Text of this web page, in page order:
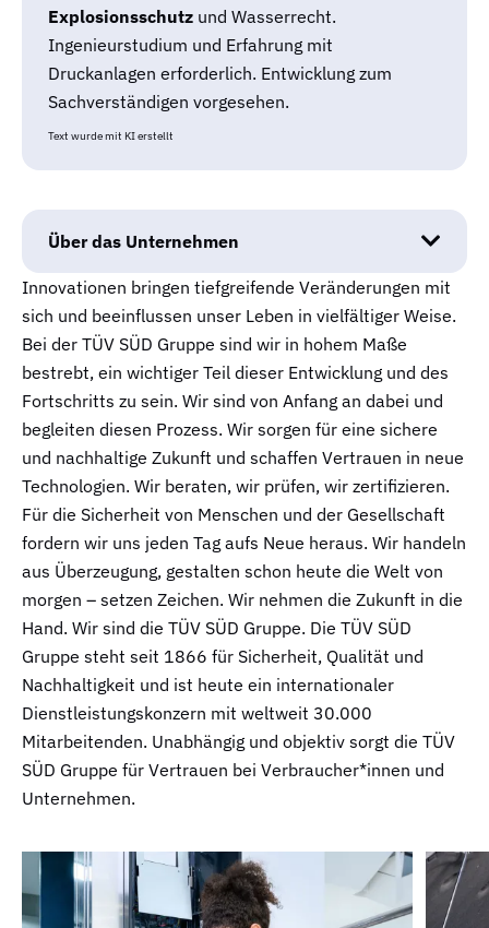
Explosionsschutz und Wasserrecht.
Ingenieurstudium und Erfahrung mit
Druckanlagen erforderlich. Entwicklung zum
Sachverständigen vorgesehen.
Text wurde mit KI erstellt
Über das Unternehmen
Innovationen bringen tiefgreifende Veränderungen mit
sich und beeinflussen unser Leben in vielfältiger Weise.
Bei der TÜV SÜD Gruppe sind wir in hohem Maße
bestrebt, ein wichtiger Teil dieser Entwicklung und des
Fortschritts zu sein. Wir sind von Anfang an dabei und
begleiten diesen Prozess. Wir sorgen für eine sichere
und nachhaltige Zukunft und schaffen Vertrauen in neue
Technologien. Wir beraten, wir prüfen, wir zertifizieren.
Für die Sicherheit von Menschen und der Gesellschaft
fordern wir uns jeden Tag aufs Neue heraus. Wir handeln
aus Überzeugung, gestalten schon heute die Welt von
morgen – setzen Zeichen. Wir nehmen die Zukunft in die
Hand. Wir sind die TÜV SÜD Gruppe. Die TÜV SÜD
Gruppe steht seit 1866 für Sicherheit, Qualität und
Nachhaltigkeit und ist heute ein internationaler
Dienstleistungskonzern mit weltweit 30.000
Mitarbeitenden. Unabhängig und objektiv sorgt die TÜV
SÜD Gruppe für Vertrauen bei Verbraucher*innen und
Unternehmen.